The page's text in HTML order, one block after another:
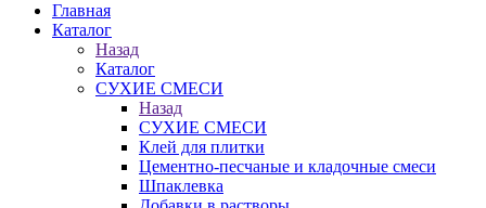
Главная
Каталог
Назад
Каталог
СУХИЕ СМЕСИ
Назад
СУХИЕ СМЕСИ
Клей для плитки
Цементно-песчаные и кладочные смеси
Шпаклевка